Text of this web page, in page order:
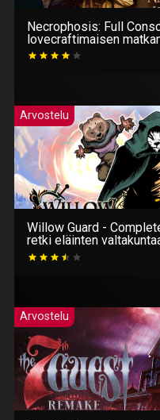
Necrophosis: Full
lovecraftimaisen
Arvostelu
Willow Guard -
retki eläinten
Arvostelu